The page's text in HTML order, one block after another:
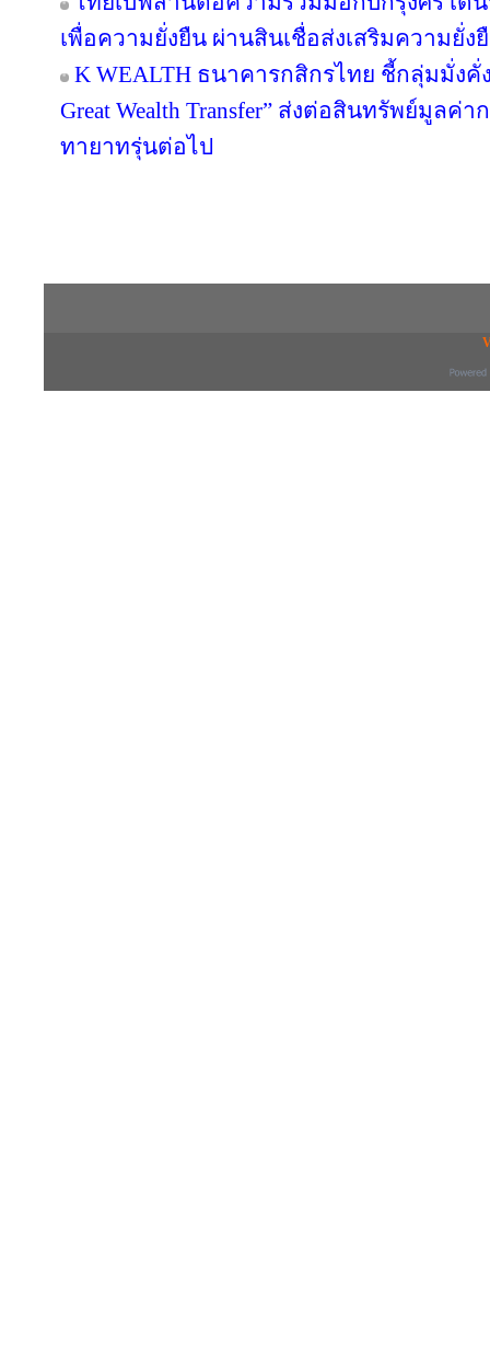
เพื่อความยั่งยืน ผ่านสินเชื่อส่งเสริมความยั่ง
K WEALTH ธนาคารกสิกรไทย ชี้กลุ่มมั่งคั่
Great Wealth Transfer” ส่งต่อสินทรัพย์มูลค่
ทายาทรุ่นต่อไป